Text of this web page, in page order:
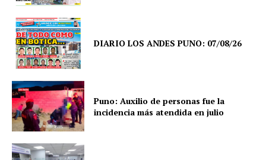
DIARIO LOS ANDES PUNO: 07/08/26
Puno: Auxilio de personas fue la
incidencia más atendida en julio